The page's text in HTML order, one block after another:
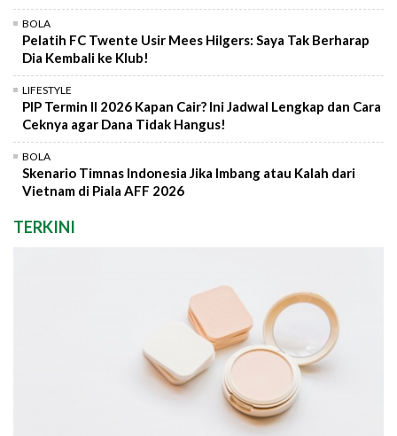
BOLA
Pelatih FC Twente Usir Mees Hilgers: Saya Tak Berharap
Dia Kembali ke Klub!
LIFESTYLE
PIP Termin II 2026 Kapan Cair? Ini Jadwal Lengkap dan Cara
Ceknya agar Dana Tidak Hangus!
BOLA
Skenario Timnas Indonesia Jika Imbang atau Kalah dari
Vietnam di Piala AFF 2026
TERKINI